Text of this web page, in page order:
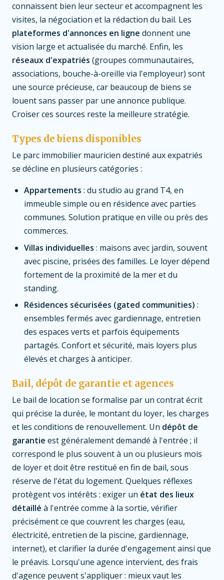
connaissent bien leur secteur et accompagnent les
visites, la négociation et la rédaction du bail. Les
plateformes d'annonces en ligne donnent une
vision large et actualisée du marché. Enfin, les
réseaux d'expatriés (groupes communautaires,
associations, bouche-à-oreille via l'employeur) sont
une source précieuse, car beaucoup de biens se
louent sans passer par une annonce publique.
Croiser ces sources reste la meilleure stratégie.
Types de biens disponibles
Le parc immobilier mauricien destiné aux expatriés
se décline en plusieurs catégories :
Appartements : du studio au grand T4, en
immeuble simple ou en résidence avec parties
communes. Solution pratique en ville ou près des
commerces.
Villas individuelles : maisons avec jardin, souvent
avec piscine, prisées des familles. Le loyer dépend
fortement de la proximité de la mer et du
standing.
Résidences sécurisées (gated communities) :
ensembles fermés avec gardiennage, entretien
des espaces verts et parfois équipements
partagés. Confort et sécurité, mais loyers plus
élevés et charges à anticiper.
Bail, dépôt de garantie et agences
Le bail de location se formalise par un contrat écrit
qui précise la durée, le montant du loyer, les charges
et les conditions de renouvellement. Un dépôt de
garantie est généralement demandé à l'entrée ; il
correspond le plus souvent à un ou plusieurs mois
de loyer et doit être restitué en fin de bail, sous
réserve de l'état du logement. Quelques réflexes
protègent vos intérêts : exiger un état des lieux
détaillé à l'entrée comme à la sortie, vérifier
précisément ce que couvrent les charges (eau,
électricité, entretien de la piscine, gardiennage,
internet), et clarifier la durée d'engagement ainsi que
le préavis. Lorsqu'une agence intervient, des frais
d'agence peuvent s'appliquer : mieux vaut les